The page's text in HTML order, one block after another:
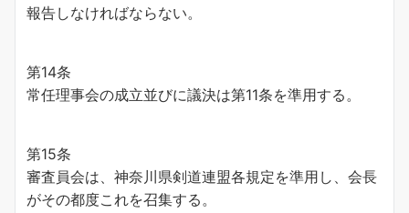
報告しなければならない。
第14条
常任理事会の成立並びに議決は第11条を準用する。
第15条
審査員会は、神奈川県剣道連盟各規定を準用し、会長
がその都度これを召集する。